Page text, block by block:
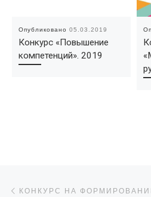
Опубликовано 05.03.2019
Конкурс «Повышение
компетенций». 2019
Навигация по